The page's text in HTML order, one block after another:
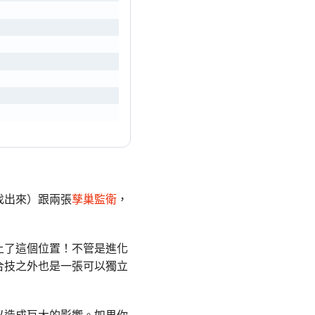
出來）跟兩張孳巢監衛 ，
了這個位置！不管是進化
之外也是一張可以獨立